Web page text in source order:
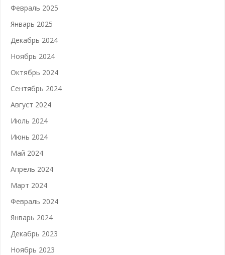
Февраль 2025
Январь 2025
Декабрь 2024
Ноябрь 2024
Октябрь 2024
Сентябрь 2024
Август 2024
Июль 2024
Июнь 2024
Май 2024
Апрель 2024
Март 2024
Февраль 2024
Январь 2024
Декабрь 2023
Ноябрь 2023